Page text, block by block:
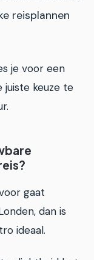
reisplannen
je voor een
juiste keuze te
gaat
dan is
ideaal.